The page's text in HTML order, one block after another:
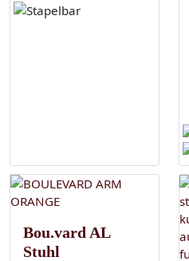
Bou.vard AL
Stuhl